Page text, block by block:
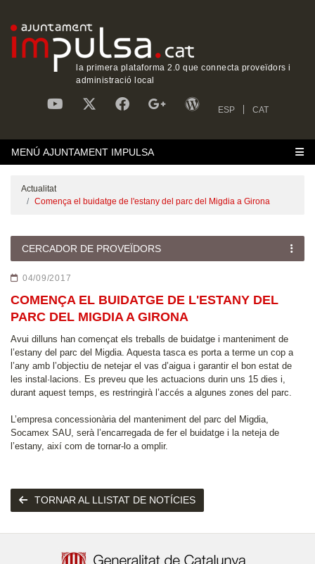
la primera plataforma 2.0 que connecta proveïdors i
administració local
ESP CAT
MENÚ AJUNTAMENT IMPULSA
Actualitat
Comença el buidatge de l'estany del parc del Migdia a Girona
CERCADOR DE PROVEÏDORS
04/09/2017
COMENÇA EL BUIDATGE DE L'ESTANY DEL
PARC DEL MIGDIA A GIRONA
Avui dilluns han començat els treballs de buidatge i manteniment de
l’estany del parc del Migdia. Aquesta tasca es porta a terme un cop a
l’any amb l’objectiu de netejar el vas d’aigua i garantir el bon estat de
les instal·lacions. Es preveu que les actuacions durin uns 15 dies i,
durant aquest temps, es restringirà l’accés a algunes zones del parc.
L’empresa concessionària del manteniment del parc del Migdia,
Socamex SAU, serà l’encarregada de fer el buidatge i la neteja de
l’estany, així com de tornar-lo a omplir.
TORNAR AL LLISTAT DE NOTÍCIES